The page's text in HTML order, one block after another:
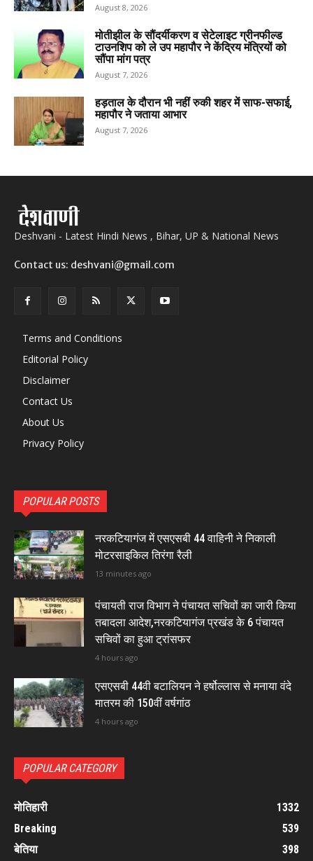
August 8, 2026
मोतीझील के सौंदर्यीकरण व सेटेलाइट ग्रीनफील्ड
टाउनशिप को ले उप महापौर ने केंद्रिय मंत्रियों को
सौंपा मांग पत्र
August 7, 2026
हड़ताल के दौरान भी नहीं रुकी शहर में साफ-सफाई,
महापौर ने जताया आभार
August 7, 2026
Deshvani - Latest Hindi News , Bihar, UP & National News
Contact us: deshvani@gmail.com
Terms and Conditions
Editorial Policy
Disclaimer
Contact Us
About Us
Privacy Policy
POPULAR POSTS
नरकटियागंज में एसएसबी 44 वाहिनी ने निकाली
मोटरसाइकिल तिरंगा रैली
13 minutes ago
पंचायती राज विभाग ने पंचायत सचिवों का जारी किया
तबादला आदेश,नरकटियागंज प्रखंड के 6 पंचायत
सचिवों का हुआ ट्रांसफर
4 hours ago
एसएसबी 44वी बटालियन ने हर्षोल्लास से मनाया वंदे
मातरम की 150वीं वर्षगांठ
4 hours ago
POPULAR CATEGORY
मोतिहारी
1332
Breaking
539
बेतिया
398